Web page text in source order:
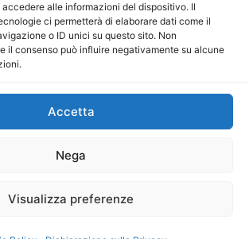
alle informazioni del dispositivo. Il
ci permetterà di elaborare dati come il
o ID unici su questo sito. Non
il consenso può influire negativamente su alcune
Accetta
Nega
Visualizza preferenze
Editoriale: Maurizio Scaglione
Responsabile: Maria Calabrese
P.IVA: 06334930820
Società Cooperativa a r.l. è
degli Operatori di Comunicazione al
La Digitale srl–info@ladigitale.it